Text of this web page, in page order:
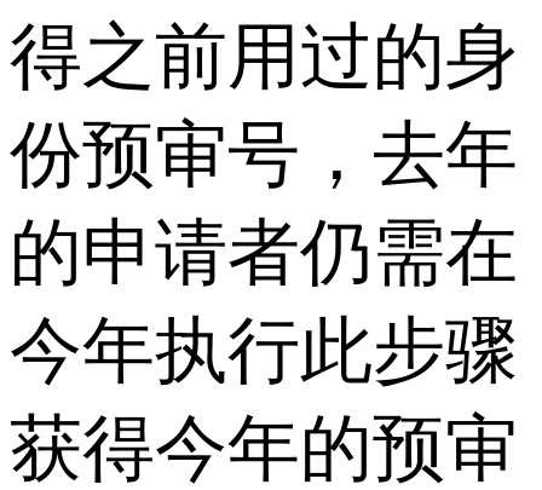
得之前用过的身
份预审号，去年
的申请者仍需在
今年执行此步骤
获得今年的预审